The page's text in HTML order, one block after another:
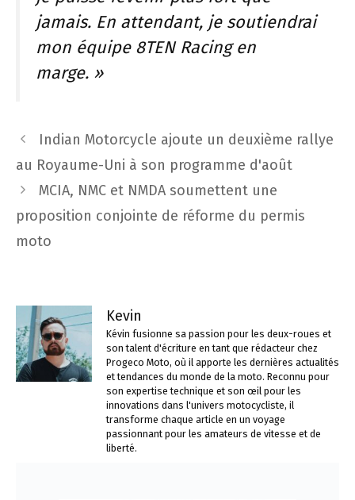
jamais. En attendant, je soutiendrai
mon équipe 8TEN Racing en
marge. »
Navigation
des
Indian Motorcycle ajoute un deuxième rallye
au Royaume-Uni à son programme d'août
MCIA, NMC et NMDA soumettent une
proposition conjointe de réforme du permis
moto
Kevin
Kévin fusionne sa passion pour les deux-roues et
son talent d'écriture en tant que rédacteur chez
Progeco Moto, où il apporte les dernières actualités
et tendances du monde de la moto. Reconnu pour
son expertise technique et son œil pour les
innovations dans l'univers motocycliste, il
transforme chaque article en un voyage
passionnant pour les amateurs de vitesse et de
liberté.